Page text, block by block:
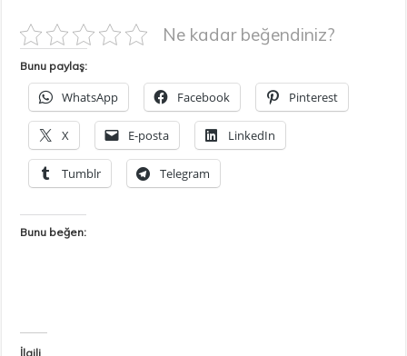
Ne kadar beğendiniz?
Bunu paylaş:
WhatsApp Facebook Pinterest
X E-posta LinkedIn
Tumblr Telegram
Bunu beğen:
İlgili